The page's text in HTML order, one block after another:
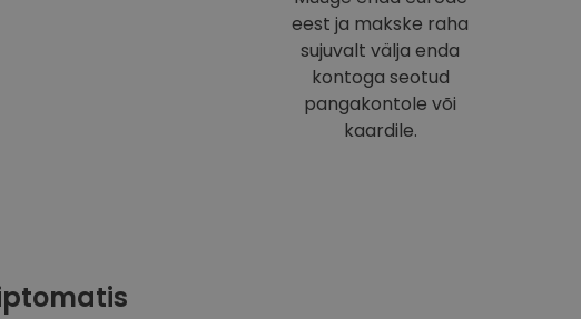
eest ja makske raha
sujuvalt välja enda
kontoga seotud
pangakontole või
kaardile.